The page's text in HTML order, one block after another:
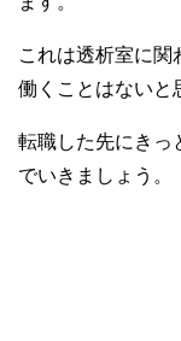
これは透析室に関
働くことはないと
転職した先にきっ
でいきましょう。